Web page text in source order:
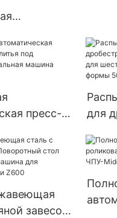
с
машина,
для
игрушек
пресс-
для
завесой